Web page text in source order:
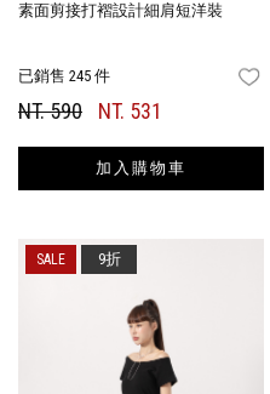
素面剪接打褶設計細肩短洋裝
已銷售 245 件
NT. 590 NT. 531
加入購物車
9折